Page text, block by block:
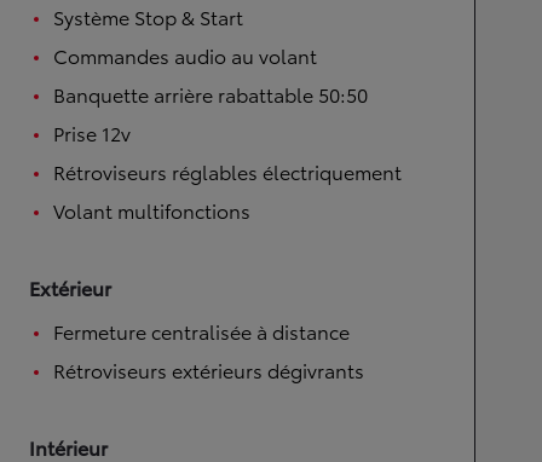
Système Stop & Start
Commandes audio au volant
Banquette arrière rabattable 50:50
Prise 12v
Rétroviseurs réglables électriquement
Volant multifonctions
Extérieur
Fermeture centralisée à distance
Rétroviseurs extérieurs dégivrants
Intérieur